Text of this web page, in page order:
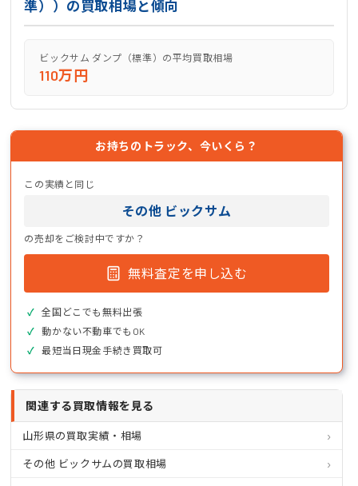
準））の買取相場と傾向
ビックサム ダンプ（標準）の平均買取相場
110万円
お持ちのトラック、今いくら？
この実績と同じ
その他 ビックサム
の売却をご検討中ですか？
無料査定を申し込む
全国どこでも無料出張
動かない不動車でもOK
最短当日現金手続き買取可
関連する買取情報を見る
山形県の買取実績・相場
その他 ビックサムの買取相場